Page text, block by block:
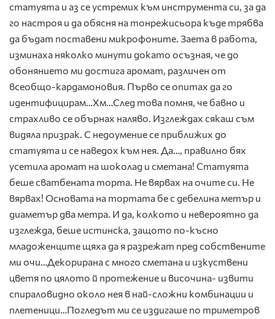
статуята и аз се устремих към инструмента си, за да
го настроя и да обясня на тонрежисьора къде трябва
да бъдат поставени микрофоните. Заета в работа,
изминаха няколко минути докато осъзная, че до
обонянието ми достига аромат, различен от
всеобщо-кардамоновия. Първо се опитах да го
идентифицирам…Хм…След това помня, че бавно и
страхливо се обърнах наляво. Изглеждах сякаш съм
видяла призрак. С недоумение се приближих до
статуята и се наведох към нея. Да…, правилно бях
усетила аромат на шоколад и сметана! Статуята
беше сватбената торта. Не вярвах на очите си. Не
вярвах! Основата на тортата бе с дебелина метър и
диаметър два метра. И да, колкото и невероятно да
изглежда, беше истинска, защото по-късно
младоженците щяха да я разрежат пред собствените
ми очи…Декорирана с много сметана и изкуствени
цветя по цялото й протежение и височина- извити
спираловидно около нея в най-сложни комбинации и
плетеници…Погледът ми се издигаше по триметров